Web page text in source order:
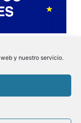
y nuestro servicio.
Instagram